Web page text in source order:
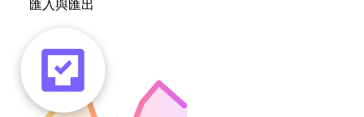
匯入與匯出